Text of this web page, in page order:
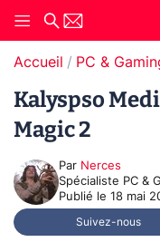
Accueil PC &
Kalyspso
Magic 2
Par Nerces
Spécialiste PC &
Publié le 18 mai
Suivez-nous